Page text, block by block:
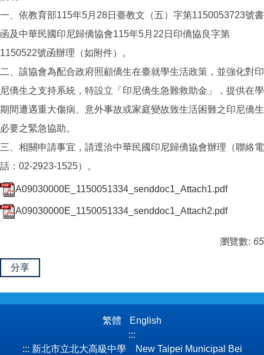
一、依教育部115年5月28日臺教文（五）字第1150053723號書
函及中華民國印尼歸僑協會115年5月22日印僑協良字第
1150522號函辦理（如附件）。
二、該協會為配合政府照顧僑生在臺就學生活政策，並強化對印
尼僑生之支持系統，特設立「印尼僑生急難救助金」，提供在學
期間遭遇重大傷病、意外事故或家庭變故致生活困難之印尼僑生
必要之緊急協助。
三、相關申請事宜，請逕洽中華民國印尼歸僑協會辦理（聯絡電
話：02-2923-1525）。
A09030000E_1150051334_senddoc1_Attach1.pdf
A09030000E_1150051334_senddoc1_Attach2.pdf
瀏覽數: 65
分享
繁體
English
:::
::: 新北市立北大高級中學 New Taipei Municipal Bei